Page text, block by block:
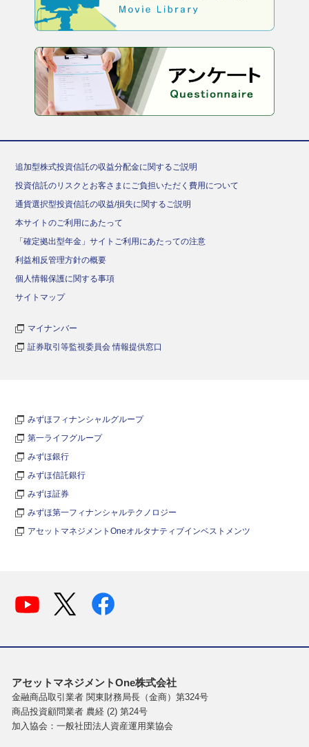
追加型株式投資信託の収益分配金に関するご説明
投資信託のリスクとお客さまにご負担いただく費用について
通貨選択型投資信託の収益/損失に関するご説明
本サイトのご利用にあたって
「確定拠出型年金」サイトご利用にあたっての注意
利益相反管理方針の概要
個人情報保護に関する事項
サイトマップ
マイナンバー
証券取引等監視委員会 情報提供窓口
みずほフィナンシャルグループ
第一ライフグループ
みずほ銀行
みずほ信託銀行
みずほ証券
みずほ第一フィナンシャルテクノロジー
アセットマネジメントOneオルタナティブインベストメンツ
アセットマネジメントOne株式会社
金融商品取引業者 関東財務局長（金商）第324号
商品投資顧問業者 農経 (2) 第24号
加入協会：一般社団法人資産運用業協会